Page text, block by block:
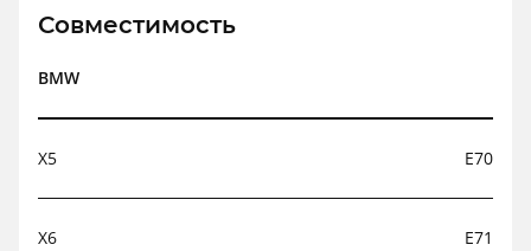
Совместимость
BMW
X5 E70
X6 E71